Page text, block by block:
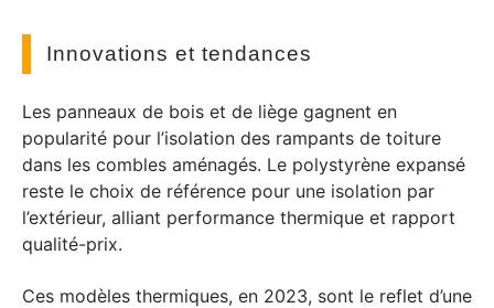
Innovations et tendances
Les panneaux de bois et de liège gagnent en
popularité pour l’isolation des rampants de toiture
dans les combles aménagés. Le polystyrène expansé
reste le choix de référence pour une isolation par
l’extérieur, alliant performance thermique et rapport
qualité-prix.
Ces modèles thermiques, en 2023, sont le reflet d’une